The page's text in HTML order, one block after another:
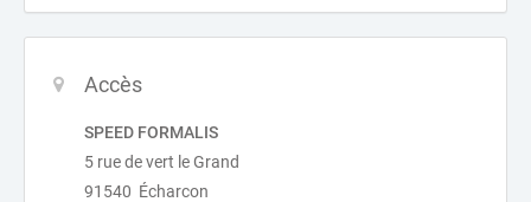
Accès
SPEED FORMALIS
5 rue de vert le Grand
91540 Écharcon